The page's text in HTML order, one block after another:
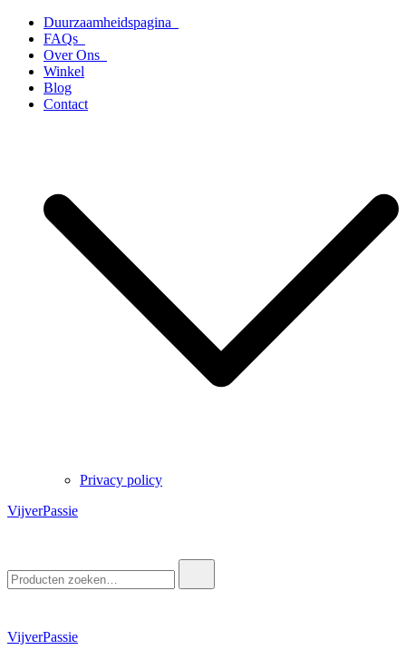
naar
inhoud
Duurzaamheidspagina
FAQs
Over Ons
Winkel
Blog
Contact
Privacy policy
VijverPassie
naar:
VijverPassie